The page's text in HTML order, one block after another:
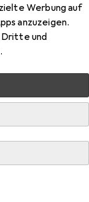
Werbung auf
anzuzeigen.
Dritte und
Contact